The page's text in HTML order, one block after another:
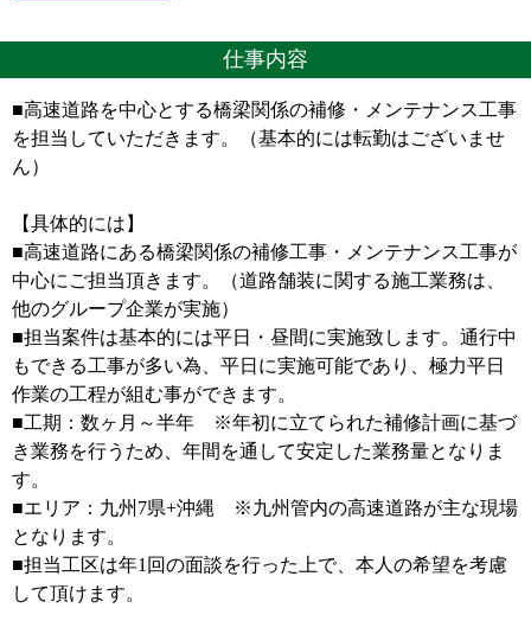
仕事内容
■高速道路を中心とする橋梁関係の補修・メンテナンス工事
を担当していただきます。（基本的には転勤はございませ
ん）
【具体的には】
■高速道路にある橋梁関係の補修工事・メンテナンス工事が
中心にご担当頂きます。（道路舗装に関する施工業務は、
他のグループ企業が実施）
■担当案件は基本的には平日・昼間に実施致します。通行中
もできる工事が多い為、平日に実施可能であり、極力平日
作業の工程が組む事ができます。
■工期：数ヶ月～半年 ※年初に立てられた補修計画に基づ
き業務を行うため、年間を通して安定した業務量となりま
す。
■エリア：九州7県+沖縄 ※九州管内の高速道路が主な現場
となります。
■担当工区は年1回の面談を行った上で、本人の希望を考慮
して頂けます。